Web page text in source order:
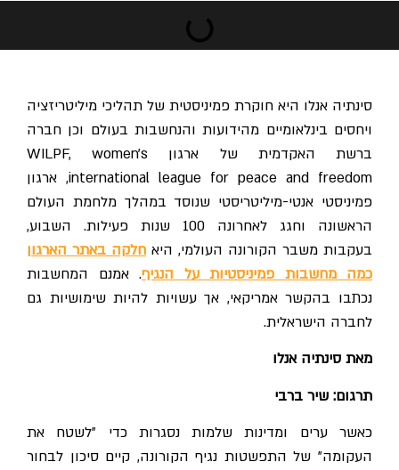
סינתיה אנלו היא חוקרת פמיניסטית של תהליכי מיליטריזציה
ויחסים בינלאומיים מהידועות והנחשבות בעולם וכן חברה
ברשת האקדמית של ארגון WILPF, women's
international league for peace and freedom, ארגון
פמיניסטי אנטי-מיליטריסטי שנוסד במהלך מלחמת העולם
הראשונה וחגג לאחרונה 100 שנות פעילות.
השבוע,
בעקבות משבר הקורונה העולמי, היא חלקה באתר הארגון
כמה מחשבות פמיניסטיות על הנגיף. אמנם המחשבות
נכתבו בהקשר אמריקאי, אך עשויות להיות שימושיות גם
לחברה הישראלית.
מאת סינתיה אנלו
תרגום: שיר ברבי
כאשר ערים ומדינות שלמות נסגרות כדי "לשטח את
העקומה" של התפשטות נגיף הקורונה, קיים סיכון לבחור